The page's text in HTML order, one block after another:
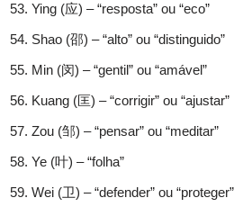
Ying (应) – “resposta” ou “eco”
Shao (邵) – “alto” ou “distinguido”
Min (闵) – “gentil” ou “amável”
Kuang (匡) – “corrigir” ou “ajustar”
Zou (邹) – “pensar” ou “meditar”
Ye (叶) – “folha”
Wei (卫) – “defender” ou “proteger”